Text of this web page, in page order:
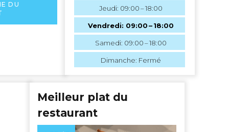
DU
Jeudi: 09:00 – 18:00
Vendredi: 09:00 – 18:00
Samedi: 09:00 – 18:00
Dimanche: Fermé
Meilleur plat du
restaurant